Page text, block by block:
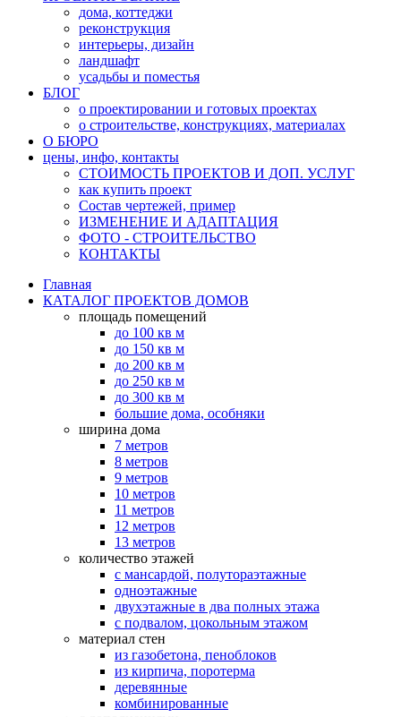
дома, коттеджи
реконструкция
интерьеры, дизайн
ландшафт
усадьбы и поместья
БЛОГ
о проектировании и готовых проектах
о строительстве, конструкциях, материалах
О БЮРО
цены, инфо, контакты
СТОИМОСТЬ ПРОЕКТОВ И ДОП. УСЛУГ
как купить проект
Состав чертежей, пример
ИЗМЕНЕНИЕ И АДАПТАЦИЯ
ФОТО - СТРОИТЕЛЬСТВО
КОНТАКТЫ
Главная
КАТАЛОГ ПРОЕКТОВ ДОМОВ
площадь помещений
до 100 кв м
до 150 кв м
до 200 кв м
до 250 кв м
до 300 кв м
большие дома, особняки
ширина дома
7 метров
8 метров
9 метров
10 метров
11 метров
12 метров
13 метров
количество этажей
с мансардой, полутораэтажные
одноэтажные
двухэтажные в два полных этажа
с подвалом, цокольным этажом
материал стен
из газобетона, пеноблоков
из кирпича, поротерма
деревянные
комбинированные